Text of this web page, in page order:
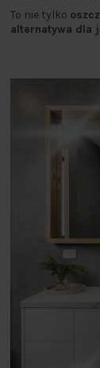
To nie tylko
alternatywa dla